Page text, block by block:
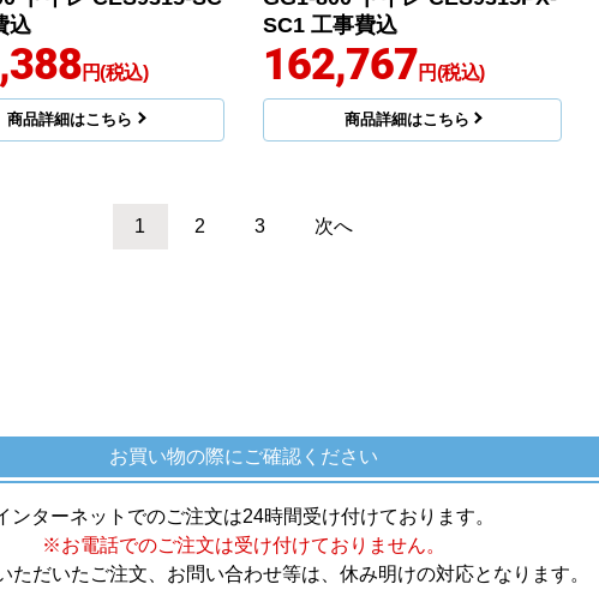
込
円(税込)
商品詳細はこちら
SC1 工事費込
162,767円(税込)
商品詳細はこちら
1 2 3 次へ
お買い物の際にご確認ください
ンターネットでのご注文は24時間受け付けております。
※お電話でのご注文は受け付けておりません。
ただいたご注文、お問い合わせ等は、休み明けの対応となります。